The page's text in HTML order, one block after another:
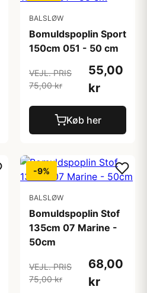
BALSLØW
Bomuldspoplin Sport
150cm 051 - 50 cm
VEJL. PRIS
75,00 kr
55,00
kr
Køb her
-9%
BALSLØW
Bomuldspoplin Stof
135cm 07 Marine -
50cm
VEJL. PRIS
75,00 kr
68,00
kr